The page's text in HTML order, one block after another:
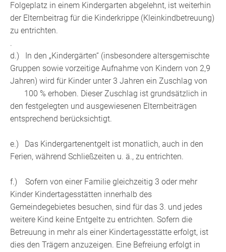
Folgeplatz in einem Kindergarten abgelehnt, ist weiterhin
der Elternbeitrag für die Kinderkrippe (Kleinkindbetreuung)
zu entrichten.
.
d.) In den „Kindergärten“ (insbesondere altersgemischte
Gruppen sowie vorzeitige Aufnahme von Kindern von 2,9
Jahren) wird für Kinder unter 3 Jahren ein Zuschlag von
100 % erhoben. Dieser Zuschlag ist grundsätzlich in
den festgelegten und ausgewiesenen Elternbeiträgen
entsprechend berücksichtigt.
e.) Das Kindergartenentgelt ist monatlich, auch in den
Ferien, während Schließzeiten u. ä., zu entrichten.
f.) Sofern von einer Familie gleichzeitig 3 oder mehr
Kinder Kindertagesstätten innerhalb des
Gemeindegebietes besuchen, sind für das 3. und jedes
weitere Kind keine Entgelte zu entrichten. Sofern die
Betreuung in mehr als einer Kindertagesstätte erfolgt, ist
dies den Trägern anzuzeigen. Eine Befreiung erfolgt in